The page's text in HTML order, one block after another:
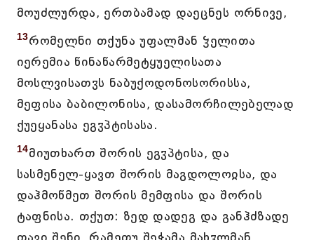
მოუძლურდა, ერთბამად დაეცნეს ორნივე,
13რომელნი თქუნა უფალმან ჴელითა
იერემია წინაწარმეტყუელისათა
მოსლვისათჳს ნაბუქოდონოსორისსა,
მეფისა ბაბილონისა, დასამორჩილებელად
ქუეყანასა ეგჳპტისასა.
14მიუთხართ შორის ეგჳპტისა, და
სასმენელ-ყავთ შორის მაგდოლოჲსა, და
დაჰმოწმეთ შორის მემფისა და შორის
ტაფნისა. თქუთ: ზედ დადეგ და განჰძზადე